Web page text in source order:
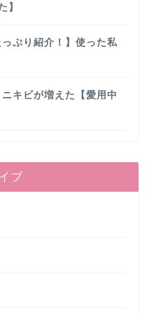
】
ぷり紹介！】使った私
キビが増えた【愛用中
ブ